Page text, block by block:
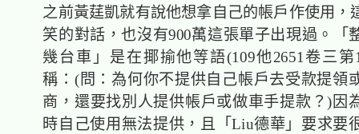
之前黃莛凱就有說他想拿自己的帳戶作使用，
笑的對話，也沒有900萬這張單子出現過。「
幾台車」是在揶揄他等語(109他2651卷三
稱：(問：為何你不提供自己帳戶去受款提領
商，還要找別人提供帳戶或做車手提款？)因
時自己使用無法提供，且「Liu德華」要求要